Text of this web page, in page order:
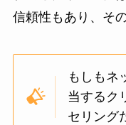
信頼性もあり、そ
もしもネ
当するク
セリング